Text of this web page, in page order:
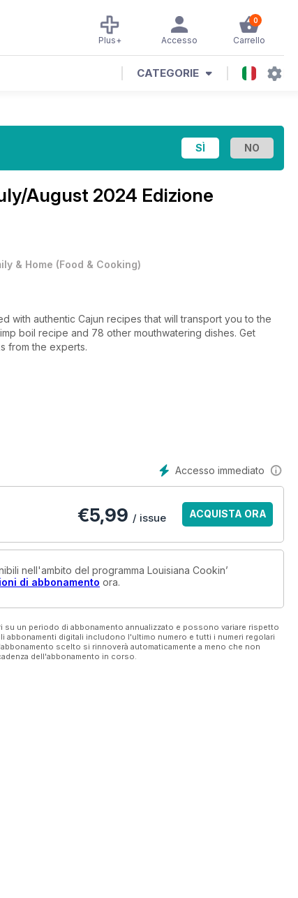
0
Carrello
Accesso
Plus+
CATEGORIE
August 2024 Edizione
& Home (Food & Cooking)
with authentic Cajun recipes that will transport you to the
boil recipe and 78 other mouthwatering dishes. Get
from the experts.
Accesso immediato
€5,99 / issue ACQUISTA ORA
nell'ambito del programma Louisiana Cookin’
di abbonamento ora.
un periodo di abbonamento annualizzato e possono variare rispetto
digitali includono l'ultimo numero e tutti i numeri regolari
scelto si rinnoverà automaticamente a meno che non
dell'abbonamento in corso.